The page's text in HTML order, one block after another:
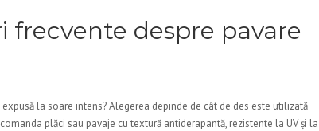
frecvente despre pavare
la soare intens? Alegerea depinde de cât de des este utilizată
plăci sau pavaje cu textură antiderapantă, rezistente la UV și la